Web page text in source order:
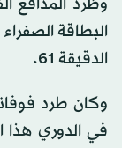
البطاقة
الدقيقة 61.
وكان طرد
في الدوري هذا